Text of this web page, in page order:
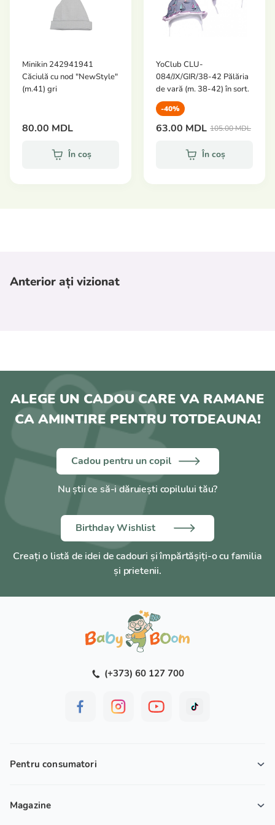
aceeași colecție.
flaușat).
Mărime:
Materialul își păstrează perfect forma și
moliciunea chiar și după spălări repetate.
pentru micul tău miracol.
Minikin 242941941
Căciulă cu nod "NewStyle"
(m.41) gri
80.00 MDL
În coș
YoClub CLU-
084/JX/GIR/38-42 Pălăria
de vară (m. 38-42) în sort.
-40%
63.00 MDL 105.00 MDL
În coș
Anterior ați vizionat
ALEGE UN CADOU CARE VA RAMANE
CA AMINTIRE PENTRU TOTDEAUNA!
Cadou pentru un copil
Nu știi ce să-i dăruiești copilului tău?
Birthday Wishlist
Creați o listă de idei de cadouri și împărtășiți-o cu familia
și prietenii.
(+373) 60 127 700
Pentru consumatori
Magazine